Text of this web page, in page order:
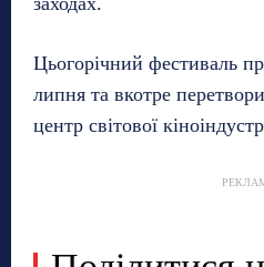
Цьогорічний фестиваль
липня та вкотре
центр світової